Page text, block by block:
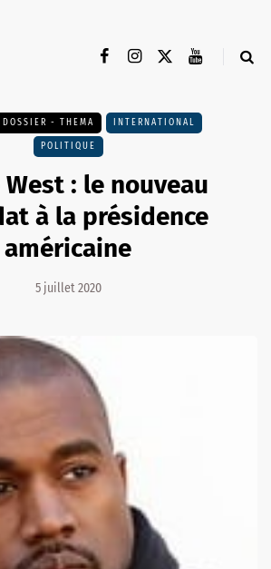
DOSSIER - THEMA INTERNATIONAL
POLITIQUE
West : le nouveau
à la présidence
américaine
5 juillet 2020